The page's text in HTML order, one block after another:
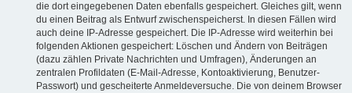
die dort eingegebenen Daten ebenfalls gespeichert. Gleiches gilt, wenn
du einen Beitrag als Entwurf zwischenspeicherst. In diesen Fällen wird
auch deine IP-Adresse gespeichert. Die IP-Adresse wird weiterhin bei
folgenden Aktionen gespeichert: Löschen und Ändern von Beiträgen
(dazu zählen Private Nachrichten und Umfragen), Änderungen an
zentralen Profildaten (E-Mail-Adresse, Kontoaktivierung, Benutzer-
Passwort) und gescheiterte Anmeldeversuche. Die von deinem Browser